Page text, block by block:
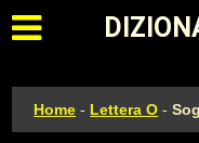
Apri il
Home - Lettera O -